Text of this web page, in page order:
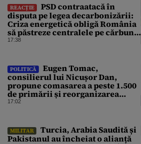
REACȚIE
PSD contraatacă în
disputa pe legea decarbonizării:
Criza energetică obligă România
să păstreze centralele pe cărbune.
Bolojan, acuzat de duplicitate
17:38
POLITICĂ
Eugen Tomac,
consilierul lui Nicușor Dan,
propune comasarea a peste 1.500
de primării și reorganizarea
administrativă a județelor
17:02
MILITAR
Turcia, Arabia Saudită și
Pakistanul au încheiat o alianță